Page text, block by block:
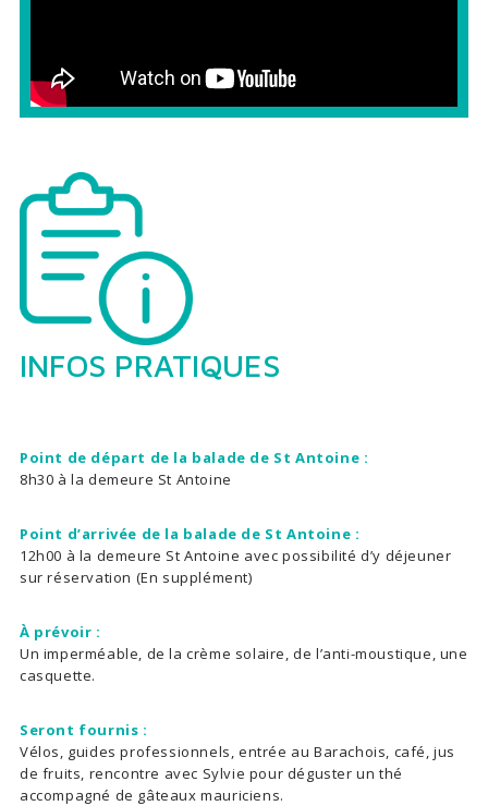
INFOS PRATIQUES
Point de départ de la balade de St Antoine :
8h30 à la demeure St Antoine
Point d’arrivée de la balade de St Antoine :
12h00 à la demeure St Antoine avec possibilité d’y déjeuner
sur réservation (En supplément)
À prévoir :
Un imperméable, de la crème solaire, de l’anti-moustique, une
casquette.
Seront fournis :
Vélos, guides professionnels, entrée au Barachois, café, jus
de fruits, rencontre avec Sylvie pour déguster un thé
accompagné de gâteaux mauriciens.